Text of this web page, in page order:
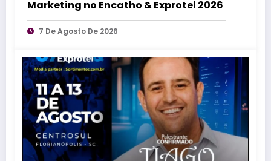
Marketing no Encatho & Exprotel 2026
7 De Agosto De 2026